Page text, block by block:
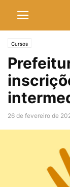
Cursos
26 de fevereiro de